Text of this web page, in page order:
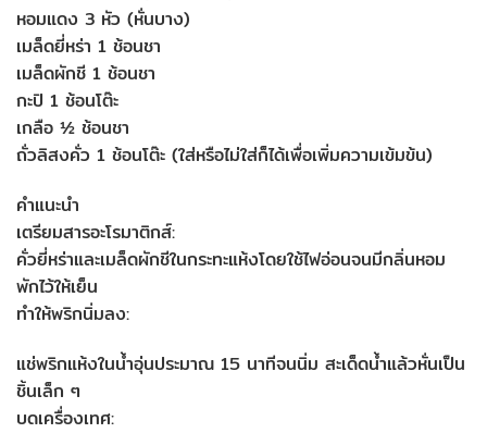
หอมแดง 3 หัว (หั่นบาง)
เมล็ดยี่หร่า 1 ช้อนชา
เมล็ดผักชี 1 ช้อนชา
กะปิ 1 ช้อนโต๊ะ
เกลือ ½ ช้อนชา
ถั่วลิสงคั่ว 1 ช้อนโต๊ะ (ใส่หรือไม่ใส่ก็ได้เพื่อเพิ่มความเข้มข้น)
คำแนะนำ
เตรียมสารอะโรมาติกส์:
คั่วยี่หร่าและเมล็ดผักชีในกระทะแห้งโดยใช้ไฟอ่อนจนมีกลิ่นหอม
พักไว้ให้เย็น
ทำให้พริกนิ่มลง:
แช่พริกแห้งในน้ำอุ่นประมาณ 15 นาทีจนนิ่ม สะเด็ดน้ำแล้วหั่นเป็น
ชิ้นเล็ก ๆ
บดเครื่องเทศ: